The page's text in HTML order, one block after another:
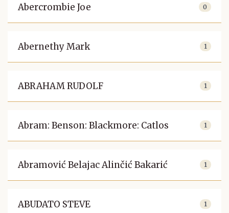
Abercrombie Joe 0
Abernethy Mark 1
ABRAHAM RUDOLF 1
Abram: Benson: Blackmore: Catlos 1
Abramović Belajac Alinčić Bakarić 1
ABUDATO STEVE 1